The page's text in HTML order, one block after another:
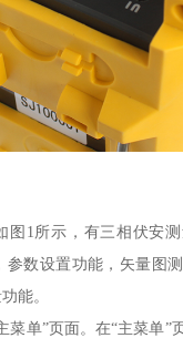
图1所示，有三相伏安
参数设置功能，矢量图
能。
菜单”页面。在“主菜单